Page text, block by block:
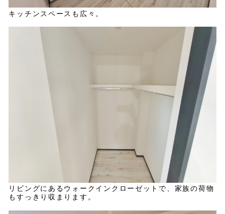
キッチンスペースも広々。
リビングにあるウォークインクローゼットで、家族の荷物
もすっきり収まります。